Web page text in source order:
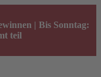
| Bis Sonntag:
teil